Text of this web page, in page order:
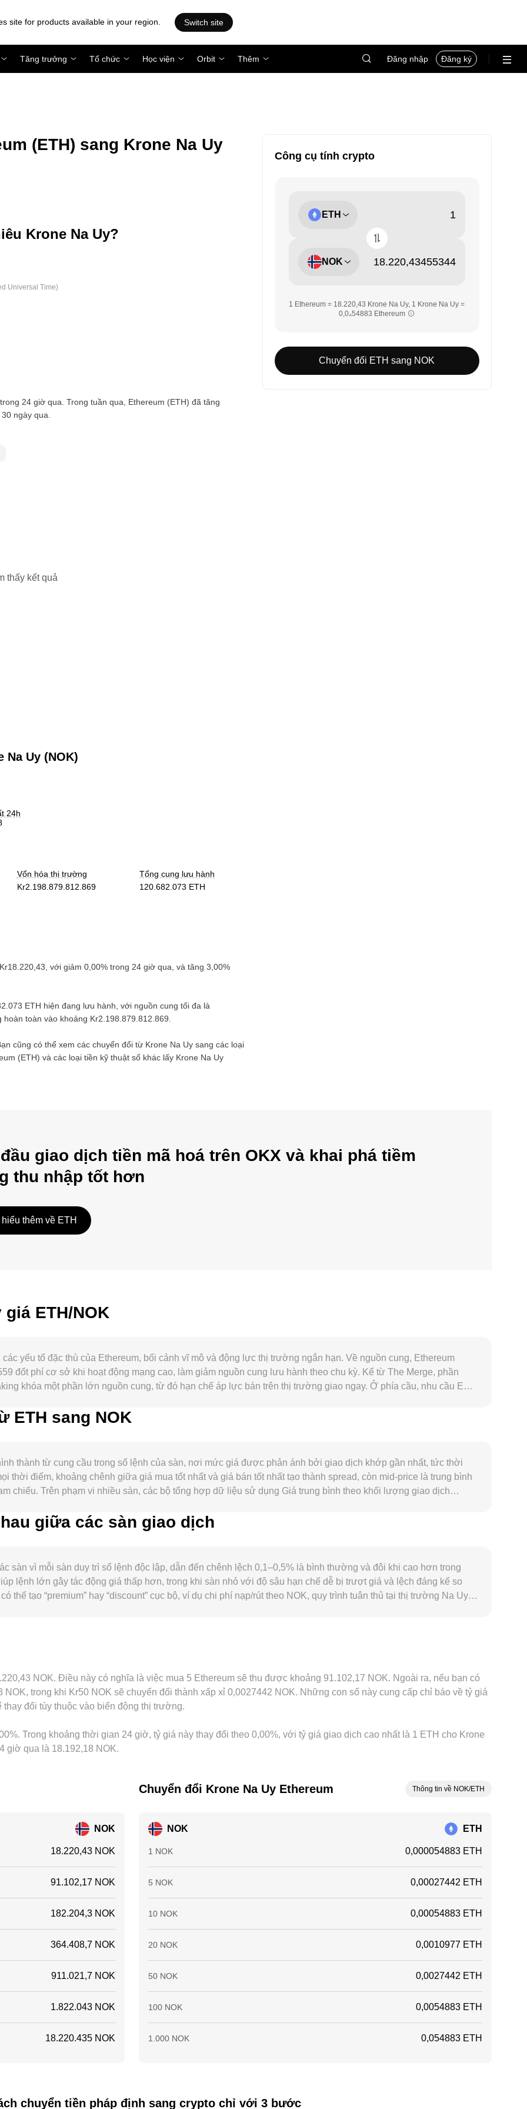
site for products available in your region. Switch site
Tăng trưởng Tổ chức Học viện Orbit Thêm Đăng nhập Đăng ký
(ETH) sang Krone Na Uy
Krone Na Uy?
Universal Time)
24 giờ qua. Trong tuần qua, Ethereum (ETH) đã tăng
ngày qua.
thấy kết quả
Na Uy (NOK)
24h
Vốn hóa thị trường
Kr2.198.879.812.869
Tổng cung lưu hành
120.682.073 ETH
Kr18.220,43 , với giảm 0,00% trong 24 giờ qua, và tăng 3,00%
ETH hiện đang lưu hành, với nguồn cung tối đa là
hoàn toàn vào khoảng Kr2.198.879.812.869
cũng có thể xem các chuyển đổi từ Krone Na Uy sang các loại
(ETH) và các loại tiền kỹ thuật số khác lấy Krone Na Uy
Công cụ tính crypto
ETH
NOK
1 Ethereum = 18.220,43 Krone Na Uy, 1 Krone Na Uy =
0,0₄54883 Ethereum
Chuyển đổi ETH sang NOK
giao dịch tiền mã hoá trên OKX và khai phá tiềm
thu nhập tốt hơn
thêm về ETH
ETH/NOK
yếu tố đặc thù của Ethereum, bối cảnh vĩ mô và động lực thị trường ngắn hạn. Về nguồn cung, Ethereum
đốt phí cơ sở khi hoạt động mạng cao, làm giảm nguồn cung lưu hành theo chu kỳ. Kể từ The Merge, phần
khóa một phần lớn nguồn cung, từ đó hạn chế áp lực bán trên thị trường giao ngay. Ở phía cầu, nhu cầu ETH
động cùng hướng với BTC trong ngắn hạn; đồng thời, sức mạnh của NOK chịu ảnh hưởng từ chính sách của
do đó có thể làm ETH/NOK tăng hoặc giảm ngay cả khi giá ETH tính theo USD đi ngang. Tâm lý rủi ro, lãi suất
không phê duyệt ETF giao ngay, quy định AML/KYC hay quy tắc lưu ký tài sản số tại các thị trường lớn đều có
cùng, động lực kỹ thuật như funding rates trên thị trường phái sinh, các đợt đáo hạn quyền chọn, thay đổi vị
giao ngay và hợp đồng tương lai có thể khuếch đại biến động ngắn hạn chồng lên các yếu tố cấu trúc nói trên.
ETH sang NOK
thành từ cung cầu trong sổ lệnh của sàn, nơi mức giá được phản ánh bởi giao dịch khớp gần nhất, tức thời
thời điểm, khoảng chênh giữa giá mua tốt nhất và giá bán tốt nhất tạo thành spread, còn mid-price là trung bình
chiếu. Trên phạm vi nhiều sàn, các bộ tổng hợp dữ liệu sử dụng Giá trung bình theo khối lượng giao dịch
Số lượng ETH = Giá trị NOK / conversion rate. Vì ETH có thanh khoản đáng kể trên các sàn phi tập trung, cơ
quá trình phát hiện giá, với công thức x × y = k bảo toàn tích dự trữ của hai tài sản trong pool, và mức giá cục
giữa các sàn giao dịch
sàn vì mỗi sàn duy trì sổ lệnh độc lập, dẫn đến chênh lệch 0,1–0,5% là bình thường và đôi khi cao hơn trong
lệnh lớn gây tác động giá thấp hơn, trong khi sàn nhỏ với độ sâu hạn chế dễ bị trượt giá và lệch đáng kể so
thể tạo “premium” hay “discount” cục bộ, ví dụ chi phí nạp/rút theo NOK, quy trình tuân thủ tại thị trường Na Uy
khác biệt nhỏ trong ngắn hạn.
NOK. Điều này có nghĩa là việc mua 5 Ethereum sẽ thu được khoảng 91.102,17 NOK. Ngoài ra, nếu bạn có
trong khi Kr50 NOK sẽ chuyển đổi thành xấp xỉ 0,0027442 NOK. Những con số này cung cấp chỉ báo về tỷ giá
đổi tùy thuộc vào biến động thị trường.
Trong khoảng thời gian 24 giờ, tỷ giá này thay đổi theo 0,00%, với tỷ giá giao dịch cao nhất là 1 ETH cho Krone
giờ qua là 18.192,18 NOK.
NOK
18.220,43 NOK
91.102,17 NOK
182.204,3 NOK
364.408,7 NOK
911.021,7 NOK
1.822.043 NOK
18.220.435 NOK
Chuyển đổi Krone Na Uy Ethereum Thông tin về NOK/ETH
NOK ETH
1 NOK 0,000054883 ETH
5 NOK 0,00027442 ETH
10 NOK 0,00054883 ETH
20 NOK 0,0010977 ETH
50 NOK 0,0027442 ETH
100 NOK 0,0054883 ETH
1.000 NOK 0,054883 ETH
chuyển tiền pháp định sang crypto chỉ với 3 bước